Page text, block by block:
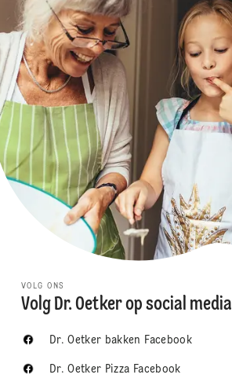
VOLG ONS
Volg Dr. Oetker op social media
Dr. Oetker bakken Facebook
Dr. Oetker Pizza Facebook